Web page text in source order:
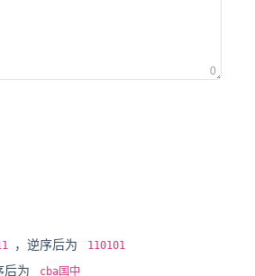
0
，逆序后为 110101
后为 cba国中